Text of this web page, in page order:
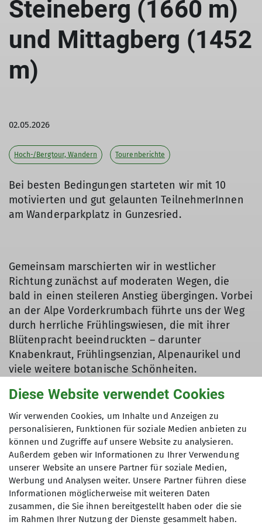
Steineberg (1660 m)
und Mittagberg (1452
m)
02.05.2026
Hoch-/Bergtour, Wandern Tourenberichte
Bei besten Bedingungen starteten wir mit 10
motivierten und gut gelaunten TeilnehmerInnen
am Wanderparkplatz in Gunzesried.
Gemeinsam marschierten wir in westlicher
Richtung zunächst auf moderaten Wegen, die
bald in einen steileren Anstieg übergingen. Vorbei
an der Alpe Vorderkrumbach führte uns der Weg
durch herrliche Frühlingswiesen, die mit ihrer
Blütenpracht beeindruckten – darunter
Knabenkraut, Frühlingsenzian, Alpenaurikel und
viele weitere botanische Schönheiten.
der Nagelfluhkette. Von dort aus ging es stetig
weiter bergauf in westlicher Richtung. Ein
größeres Schneefeld stellte dabei noch eine
kleine Herausforderung dar, wurde aber von allen
Teilnehmern souverän gemeistert. Schließlich
standen wir am Fuße des Steinebergs, wo schnell
Einigkeit herrschte: Der Gipfel sollte über die
bekannte „Himmelsleiter“ erklommen werden.
Nach dem Anstieg wurden wir mit einer
Diese Website verwendet Cookies
Wir verwenden Cookies, um Inhalte und Anzeigen zu
personalisieren, Funktionen für soziale Medien anbieten zu
können und Zugriffe auf unsere Website zu analysieren.
Außerdem geben wir Informationen zu Ihrer Verwendung
unserer Website an unsere Partner für soziale Medien,
Werbung und Analysen weiter. Unsere Partner führen diese
Informationen möglicherweise mit weiteren Daten
zusammen, die Sie ihnen bereitgestellt haben oder die sie
im Rahmen Ihrer Nutzung der Dienste gesammelt haben.